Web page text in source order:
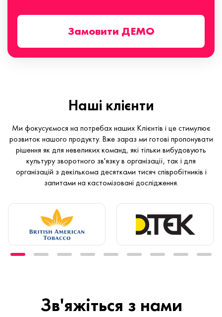
Замовити ДЕМО
Наші клієнти
Ми фокусуємося на потребах наших Клієнтів і це стимулює
розвиток нашого продукту. Вже зараз ми готові пропонувати
рішення як для невеликих команд, які тільки вибудовують
культуру зворотного зв'язку в організації, так і для
організацій з декількома десятками тисяч співробітників і
запитами на кастомізовані дослідження.
Зв'яжіться з нами